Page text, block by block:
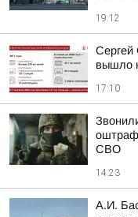
19:12
Сергей
вышло
17:10
СВО
14:23
А.И.